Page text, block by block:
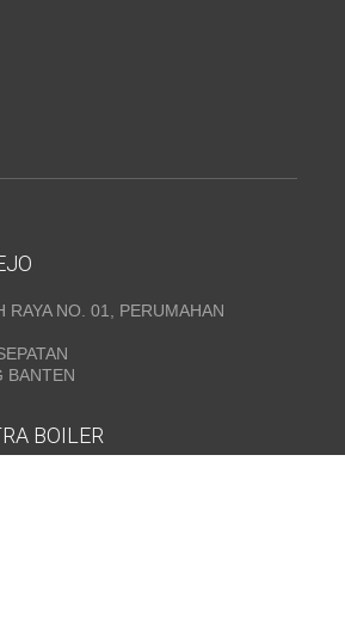
RAYA NO. 01, PERUMAHAN
BANTEN
BOILER